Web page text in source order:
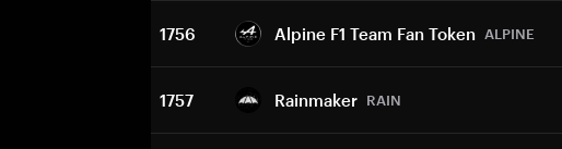
1756 Alpine F1 Team Fan Token ALPINE
1757 Rainmaker RAIN